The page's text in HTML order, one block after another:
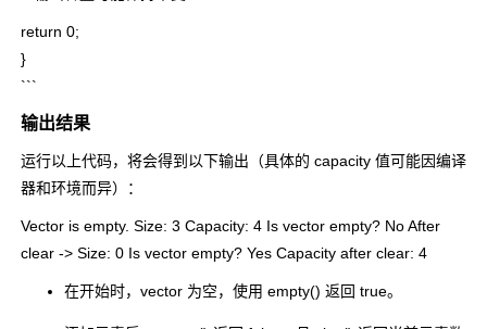
return 0;
}
```
输出结果
运行以上代码，将会得到以下输出（具体的 capacity 值可能因编译
器和环境而异）：
Vector is empty. Size: 3 Capacity: 4 Is vector empty? No After
clear -> Size: 0 Is vector empty? Yes Capacity after clear: 4
在开始时， vector 为空，使用 empty() 返回 true。